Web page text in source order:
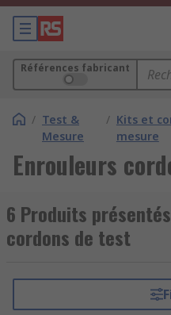
Références fabricant
/ Test &
Mesure
/ Kits et
mesure
Enrouleurs
6 Produits
cordons de test